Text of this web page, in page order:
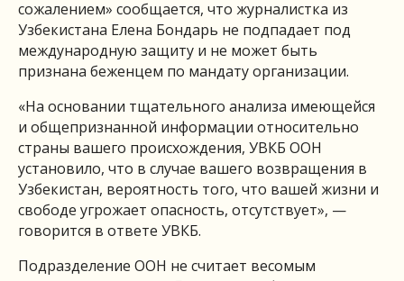
сожалением» сообщается, что журналистка из
Узбекистана Елена Бондарь не подпадает под
международную защиту и не может быть
признана беженцем по мандату организации.
«На основании тщательного анализа имеющейся
и общепризнанной информации относительно
страны вашего происхождения, УВКБ ООН
установило, что в случае вашего возвращения в
Узбекистан, вероятность того, что вашей жизни и
свободе угрожает опасность, отсутствует», —
говорится в ответе УВКБ.
Подразделение ООН не считает весомым